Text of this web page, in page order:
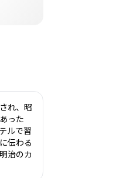
れ、昭
った
ルで習
伝わる
治のカ